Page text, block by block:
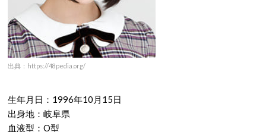
出典：https://48pedia.org/
生年月日：1996年10月15日
出身地：岐阜県
血液型：O型